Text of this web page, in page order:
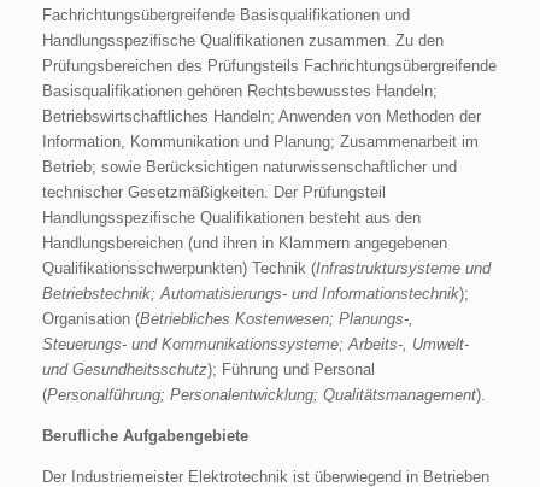
Fachrichtungsübergreifende Basisqualifikationen und
Handlungsspezifische Qualifikationen zusammen. Zu den
Prüfungsbereichen des Prüfungsteils Fachrichtungsübergreifende
Basisqualifikationen gehören Rechtsbewusstes Handeln;
Betriebswirtschaftliches Handeln; Anwenden von Methoden der
Information, Kommunikation und Planung; Zusammenarbeit im
Betrieb; sowie Berücksichtigen naturwissenschaftlicher und
technischer Gesetzmäßigkeiten. Der Prüfungsteil
Handlungsspezifische Qualifikationen besteht aus den
Handlungsbereichen (und ihren in Klammern angegebenen
Qualifikationsschwerpunkten) Technik (Infrastruktursysteme und
Betriebstechnik; Automatisierungs- und Informationstechnik);
Organisation (Betriebliches Kostenwesen; Planungs-,
Steuerungs- und Kommunikationssysteme; Arbeits-, Umwelt-
und Gesundheitsschutz); Führung und Personal
(Personalführung; Personalentwicklung; Qualitätsmanagement).
Berufliche Aufgabengebiete
Der Industriemeister Elektrotechnik ist überwiegend in Betrieben